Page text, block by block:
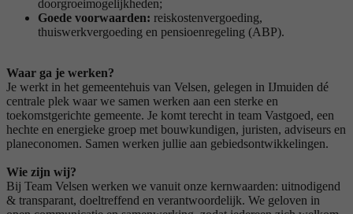
doorgroeimogelijkheden;
Goede voorwaarden: reiskostenvergoeding,
thuiswerkvergoeding en pensioenregeling (ABP).
Waar ga je werken?
Je werkt in het gemeentehuis van Velsen, gelegen in IJmuiden dé
centrale plek waar we samen werken aan een sterke en
toekomstgerichte gemeente. Je komt terecht in team Vastgoed, een
hechte en energieke groep met bouwkundigen, juristen, adviseurs en
planeconomen. Samen werken jullie aan gebiedsontwikkelingen.
Wie zijn wij?
Bij Team Velsen werken we vanuit onze kernwaarden: uitnodigend
& transparant, doeltreffend en verantwoordelijk. We geloven in